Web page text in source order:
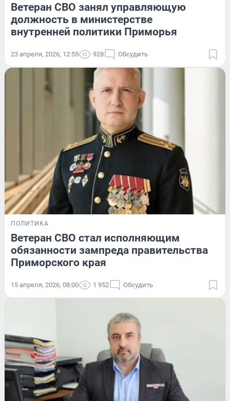
Ветеран СВО занял управляющую
должность в министерстве
внутренней политики Приморья
23 апреля, 2026, 12:55 928 Обсудить
ПОЛИТИКА
Ветеран СВО стал исполняющим
обязанности зампреда правительства
Приморского края
15 апреля, 2026, 08:00 1 952 Обсудить